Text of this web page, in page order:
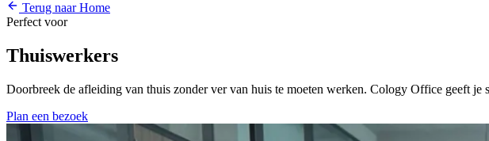
Terug naar Home
Perfect voor
Thuiswerkers
Doorbreek de afleiding van thuis zonder ver van huis te moeten werken. Cology Office geeft
Plan een bezoek